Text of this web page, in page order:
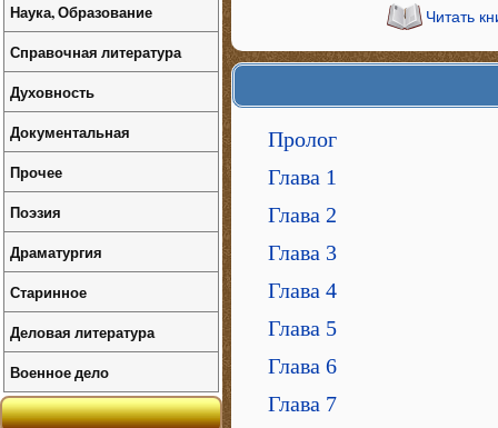
Читать
Пролог
Глава 1
Глава 2
Глава 3
Глава 4
Глава 5
Глава 6
Глава 7
Наука, Образование
Справочная литература
Духовность
Документальная
Прочее
Поэзия
Драматургия
Старинное
Деловая литература
Военное дело